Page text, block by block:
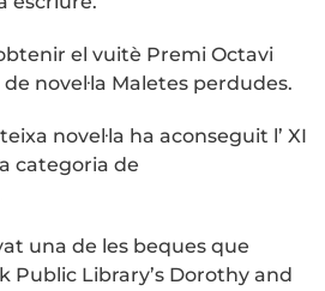
el vuitè Premi Octavi
novel·la Maletes perdudes.
novel·la ha aconseguit l’ XI
categoria de
una de les beques que
Public Library’s Dorothy and